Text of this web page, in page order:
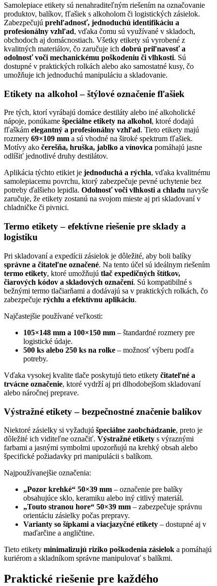
Samolepiace etikety sú nenahraditeľným riešením na označovanie
produktov, balíkov, fľašiek s alkoholom či logistických zásielok.
Zabezpečujú prehľadnosť, jednoduchú identifikáciu a
profesionálny vzhľad, vďaka čomu sú využívané v skladoch,
obchodoch aj domácnostiach. Všetky etikety sú vyrobené z
kvalitných materiálov, čo zaručuje ich dobrú priľnavosť a
odolnosť voči mechanickému poškodeniu či vlhkosti. Sú
dostupné v praktických rolkách alebo ako samostatné kusy, čo
umožňuje ich jednoduchú manipuláciu a skladovanie.
Etikety na alkohol – štýlové označenie fľašiek
Pre tých, ktorí vyrábajú domáce destiláty alebo iné alkoholické
nápoje, ponúkame špeciálne etikety na alkohol, ktoré dodajú
fľaškám elegantný a profesionálny vzhľad. Tieto etikety majú
rozmery 69×109 mm a sú vhodné na široké spektrum fľašiek.
Motívy ako čerešňa, hruška, jablko a vínovica pomáhajú jasne
odlíšiť jednotlivé druhy destilátov.
Aplikácia týchto etikiet je jednoduchá a rýchla, vďaka kvalitnému
samolepiacemu povrchu, ktorý zabezpečuje pevné uchytenie bez
potreby ďalšieho lepidla. Odolnosť voči vlhkosti a chladu navyše
zaručuje, že etikety zostanú na svojom mieste aj pri skladovaní v
chladničke či pivnici.
Termo etikety – efektívne riešenie pre sklady a
logistiku
Pri skladovaní a expedícii zásielok je dôležité, aby boli balíky
správne a čitateľne označené. Na tento účel sú ideálnym riešením
termo etikety, ktoré umožňujú tlač expedičných štítkov,
čiarových kódov a skladových označení. Sú kompatibilné s
bežnými termo tlačiarňami a dodávajú sa v praktických rolkách, čo
zabezpečuje rýchlu a efektívnu aplikáciu.
Najčastejšie používané veľkosti:
105×148 mm a 100×150 mm – štandardné rozmery pre
logistické údaje.
500 ks alebo 250 ks na rolke – možnosť výberu podľa
potreby.
Vďaka vysokej kvalite tlače poskytujú tieto etikety čitateľné a
trvácne označenie, ktoré vydrží aj pri dlhodobejšom skladovaní
alebo náročnej preprave.
Výstražné etikety – bezpečnostné značenie balíkov
Niektoré zásielky si vyžadujú špeciálne zaobchádzanie, preto je
dôležité ich viditeľne označiť. Výstražné etikety s výraznými
farbami a jasnými symbolmi upozorňujú na krehký obsah alebo
špecifické požiadavky pri manipulácii s balíkom.
Najpoužívanejšie označenia:
„Pozor krehké“ 50×39 mm – označenie pre balíky
obsahujúce sklo, keramiku alebo iný citlivý materiál.
„Touto stranou hore“ 50×39 mm – zabezpečuje správnu
orientáciu zásielky počas prepravy.
Varianty so šípkami a viacjazyčné etikety – dostupné aj v
maďarčine a angličtine.
Tieto etikety minimalizujú riziko poškodenia zásielok a pomáhajú
kuriérom a skladníkom správne manipulovať s balíkmi.
Praktické riešenie pre každého